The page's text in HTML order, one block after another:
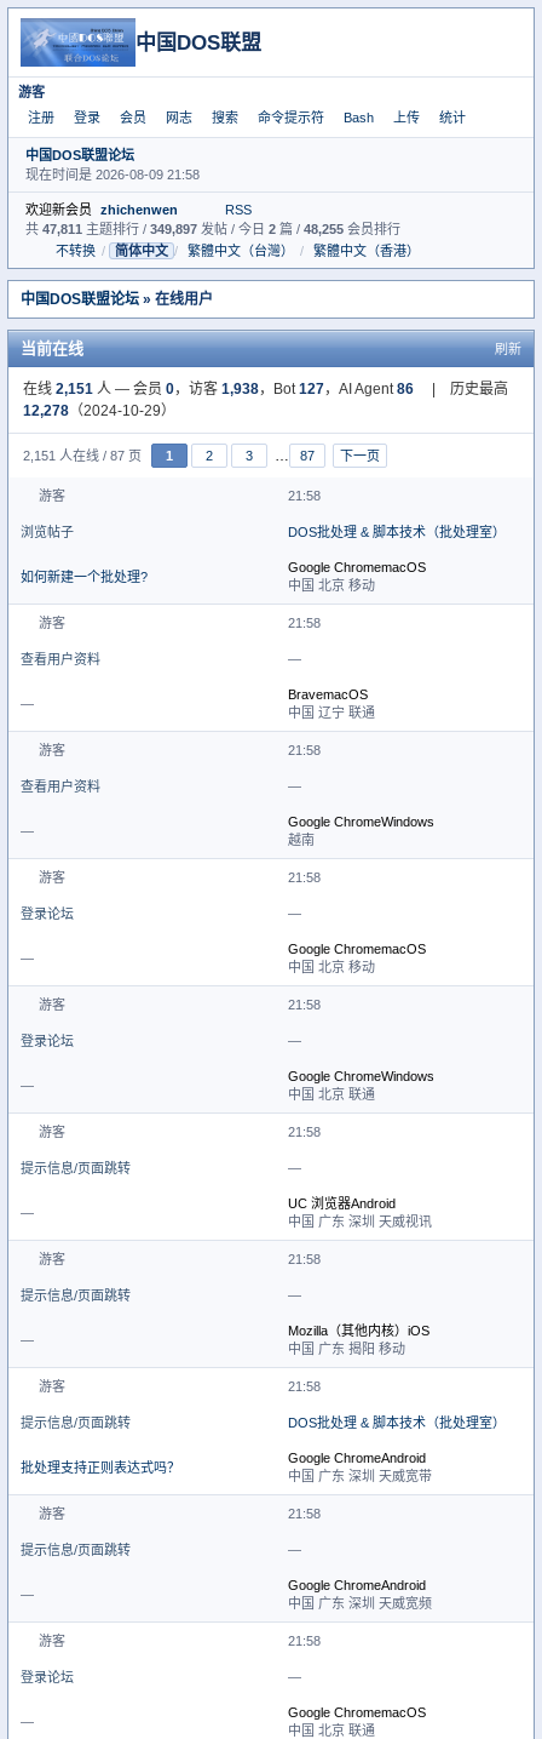
中国DOS联盟
游客
注册
登录 会员 网志 搜索 命令提示符 Bash 上传 统计
中国DOS联盟论坛
现在时间是 2026-08-09 21:58
欢迎新会员 zhichenwen
RSS
共 47,811 主题排行 / 349,897 发帖 / 今日 2 篇 / 48,255 会员排行
不转换 / 简体中文 / 繁體中文（台灣） / 繁體中文（香港）
中国DOS联盟论坛 » 在线用户
当前在线 刷新
在线 2,151 人 — 会员 0，访客 1,938，Bot127，AI Agent86 | 历史最高
12,278 （2024-10-29）
2,151 人在线 / 87 页 1 2 3 … 87 下一页
游客 21:58
浏览帖子 DOS批处理 & 脚本技术（批处理室）
如何新建一个批处理?
Google ChromemacOS
中国 北京 移动
游客 21:58
查看用户资料 —
—
BravemacOS
中国 辽宁 联通
游客 21:58
查看用户资料 —
—
Google ChromeWindows
越南
游客 21:58
登录论坛 —
—
Google ChromemacOS
中国 北京 移动
游客 21:58
登录论坛 —
—
Google ChromeWindows
中国 北京 联通
游客 21:58
提示信息/页面跳转 —
—
UC 浏览器Android
中国 广东 深圳 天威视讯
游客 21:58
提示信息/页面跳转 —
—
Mozilla（其他内核） iOS
中国 广东 揭阳 移动
游客 21:58
提示信息/页面跳转 DOS批处理 & 脚本技术（批处理室）
批处理支持正则表达式吗？
Google ChromeAndroid
中国 广东 深圳 天威宽带
游客 21:58
提示信息/页面跳转 —
—
Google ChromeAndroid
中国 广东 深圳 天威宽频
游客 21:58
登录论坛 —
—
Google ChromemacOS
中国 北京 联通